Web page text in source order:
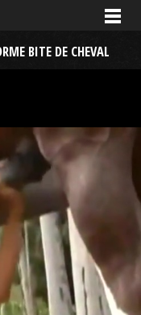
BITE DE CHEVAL